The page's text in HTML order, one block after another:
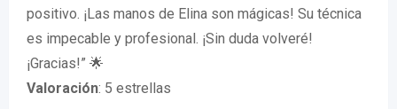
positivo. ¡Las manos de Elina son mágicas! Su técnica
es impecable y profesional. ¡Sin duda volveré!
¡Gracias!” 🌟
Valoración: 5 estrellas